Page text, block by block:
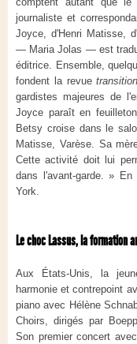
journaliste et
Joyce, d'Henri Matisse,
— Maria Jolas — est
éditrice. Ensemble,
fondent la revuetransition
gardistes majeures de
Joyce paraît en
Betsy croise dans le
Matisse, Varèse. Sa
Cette activité doit lui
dans l'avant-garde. »
York.
Le choc Lassus, la formation
Aux États-Unis, la
harmonie et contrepoint
piano avec Hélène
Choirs, dirigés par
Son premier concert